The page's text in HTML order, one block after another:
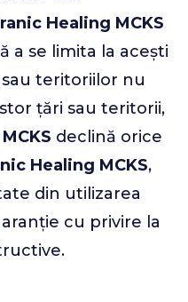
Healing MCKS
a se limita la acești
teritoriilor nu
țări sau teritorii,
declină orice
Healing MCKS,
din utilizarea
cu privire la